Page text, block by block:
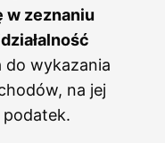
w zeznaniu
do wykazania
na jej
podatek.